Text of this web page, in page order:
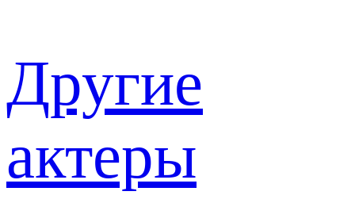
Другие
актеры